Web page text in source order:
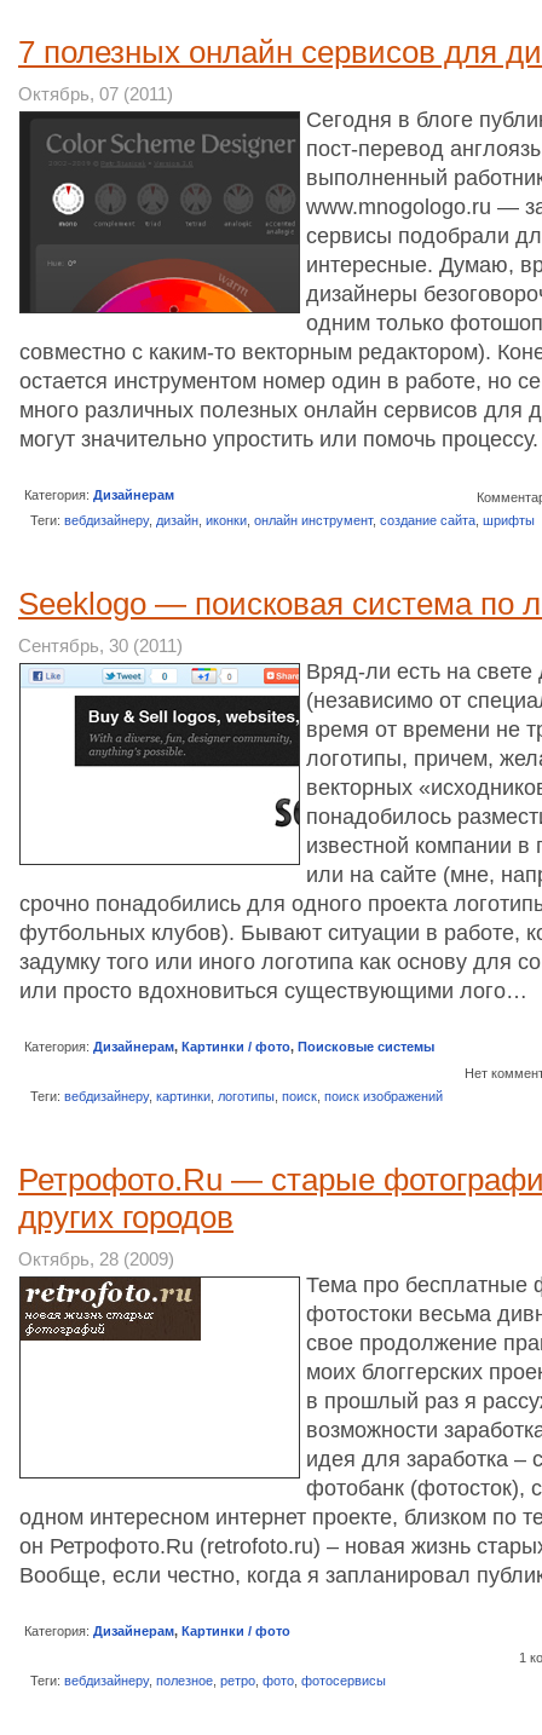
7 полезных онлайн сервисов для
Октябрь, 07 (2011)
Сегодня в блоге
пост-перевод
выполненный
www.mnogologo.ru —
сервисы подобрали
интересные. Думаю,
дизайнеры
одним только
совместно с каким-то векторным редактором).
остается инструментом номер один в работе, но
много различных полезных онлайн сервисов для
могут значительно упростить или помочь
Категория: Дизайнерам
Теги: вебдизайнеру, дизайн иконки онлайн инструмент, создание сайта шрифты
Seeklogo — поисковая система по
Сентябрь, 30 (2011)
Вряд-ли есть на
(независимо от
время от времени не
логотипы, причем,
векторных
понадобилось
известной компании в
или на сайте (мне,
срочно понадобились для одного проекта
футбольных клубов). Бывают ситуации в работе,
задумку того или иного логотипа как основу для
или просто вдохновиться существующими лого…
Категория: Дизайнерам, Картинки / фото, Поисковые системы
Нет
Теги: вебдизайнеру, картинки логотипы поиск поиск изображений
Ретрофото.Ru — старые
других городов
Октябрь, 28 (2009)
Тема про бесплатные
фотостоки весьма
свое продолжение
моих блоггерских
в прошлый раз я
возможности
идея для заработка –
фотобанк (фотосток),
одном интересном интернет проекте, близком по
он Ретрофото.Ru (retrofoto.ru) – новая жизнь
Вообще, если честно, когда я запланировал
Категория: Дизайнерам, Картинки / фото
1
Теги: вебдизайнеру, полезное ретро фото фотосервисы